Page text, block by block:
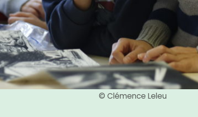
© Clémence Leleu